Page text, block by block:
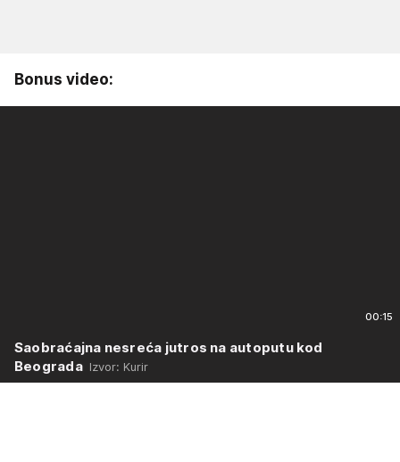
Bonus video:
00:15
Saobraćajna nesreća jutros na autoputu kod
BeogradaIzvor: Kurir